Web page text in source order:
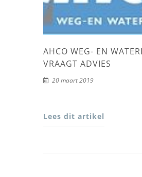
AHCO WEG- EN
VRAAGT ADVIES
20 maart 2019
Lees dit artikel